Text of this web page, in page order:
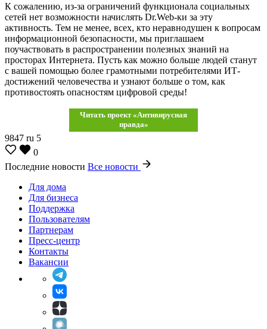
К сожалению, из-за ограничений функционала социальных
сетей нет возможности начислять Dr.Web-ки за эту
активность. Тем не менее, всех, кто неравнодушен к вопросам
информационной безопасности, мы приглашаем
поучаствовать в распространении полезных знаний на
просторах Интернета. Пусть как можно больше людей станут
с вашей помощью более грамотными потребителями ИТ-
достижений человечества и узнают больше о том, как
противостоять опасностям цифровой среды!
Читать проект «Антивирусная
правда»
9847 ru 5
0
Последние новости Все новости
Для дома
Для бизнеса
Поддержка
Пользователям
Партнерам
Пресс-центр
Контакты
Вакансии